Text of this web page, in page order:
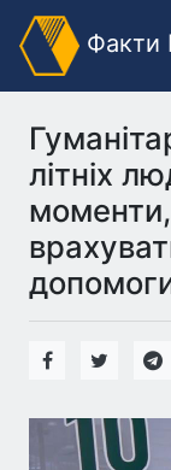
Факти
літніх
моменти,